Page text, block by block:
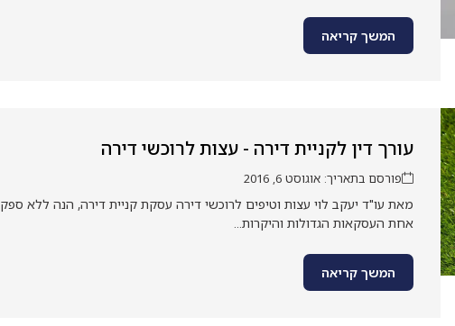
המשך קריאה
עורך דין לקניית דירה - עצות לרוכשי דירה
פורסם בתאריך: אוגוסט 6, 2016
מאת עו"ד יעקב לוי עצות וטיפים לרוכשי דירה עסקת קניית דירה, הנה ללא ספק
אחת העסקאות הגדולות והיקרות...
המשך קריאה